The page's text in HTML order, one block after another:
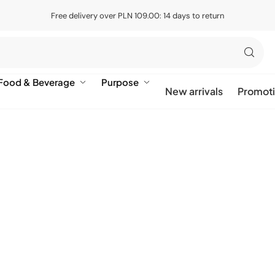
Free delivery over PLN 109.00: 14 days to return
& Beverage Purpose
New arrivals